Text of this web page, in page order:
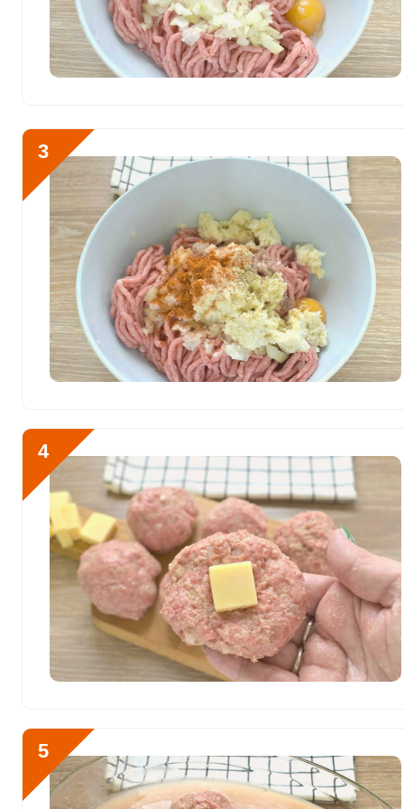
Сера 267.6 мг
Фосфор 937.9 мг
Алюминий
Железо 9.8 мг
Йод 42.9 мкг
Кобальт 14.9 мкг
Литий
Марганец 0.4 мкг
Медь 265.9 мкг
Рубидий
Селен 37.6 мкг
Фтор 49.7 мкг
Хром 3 мкг
2.9 мг
75 мкг
Ванадий
3
4
5